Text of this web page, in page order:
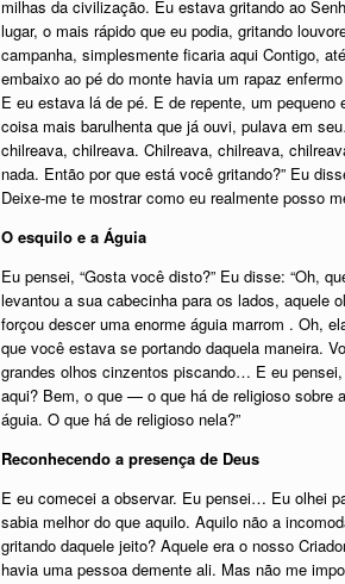
milhas da civilização. Eu estava gritando ao
lugar, o mais rápido que eu podia, gritando
campanha, simplesmente ficaria aqui Contigo,
embaixo ao pé do monte havia um rapaz
E eu estava lá de pé. E de repente, um
coisa mais barulhenta que já ouvi, pulava em
chilreava, chilreava. Chilreava, chilreava,
nada. Então por que está você gritando?” Eu
Deixe-me te mostrar como eu realmente posso
O esquilo e a Águia
Eu pensei, “Gosta você disto?” Eu disse: “Oh,
levantou a sua cabecinha para os lados, aquele
forçou descer uma enorme águia marrom . Oh,
que você estava se portando daquela maneira.
grandes olhos cinzentos piscando… E eu
aqui? Bem, o que — o que há de religioso sobre
águia. O que há de religioso nela?”
Reconhecendo a presença de Deus
E eu comecei a observar. Eu pensei… Eu olhei
sabia melhor do que aquilo. Aquilo não a
gritando daquele jeito? Aquele era o nosso
havia uma pessoa demente ali. Mas não me